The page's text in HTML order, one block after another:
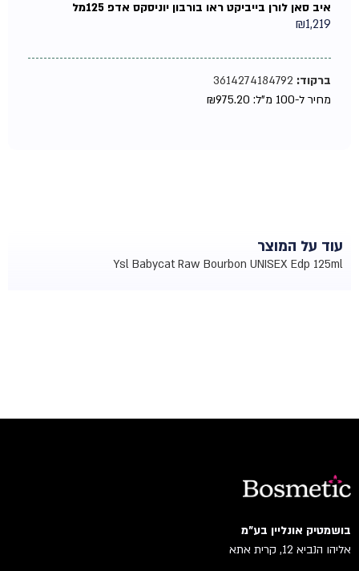
איב סאן לורן בייביקט ראו בורבון יוניסקס אדפ 125מל
₪1,219
ברקוד:3614274184792
מחיר ל-100 מ"ל:
₪975.20
עוד על המוצר
Ysl Babycat Raw Bourbon UNISEX Edp 125ml
בושמטיק אונליין בע"מ
אליהו הנביא 12, קרית אתא